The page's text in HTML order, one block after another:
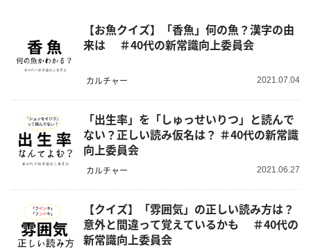
【お魚クイズ】「香魚」何の魚？漢字の由
来は ＃40代の新常識向上委員会
カルチャー 2021.07.04
「出生率」を「しゅっせいりつ」と読んで
ない？正しい読み仮名は？ ＃40代の新常識
向上委員会
カルチャー 2021.06.27
【クイズ】「雰囲気」の正しい読み方は？
意外と間違って覚えているかも ＃40代の
新常識向上委員会